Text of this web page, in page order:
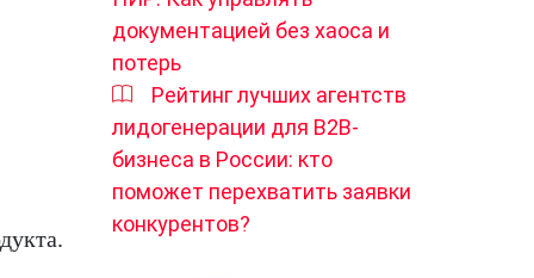
документацией без хаоса и
потерь
Рейтинг лучших агентств
лидогенерации для B2B-
бизнеса в России: кто
поможет перехватить заявки
конкурентов?